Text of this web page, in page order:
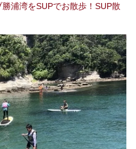
勝浦湾をSUPでお散歩！SUP散